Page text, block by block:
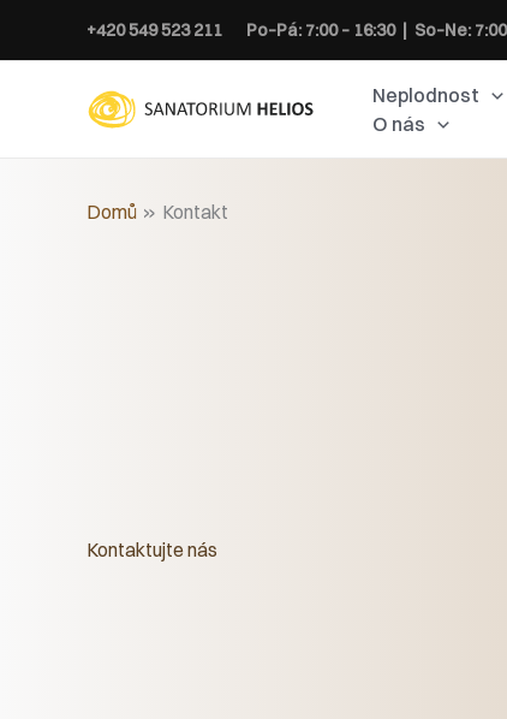
+420 549 523 211 Po–Pá: 7:00 – 16:30 | So–Ne:
Neplodnost
O nás
Kontaktujte nás
Domů Kontakt